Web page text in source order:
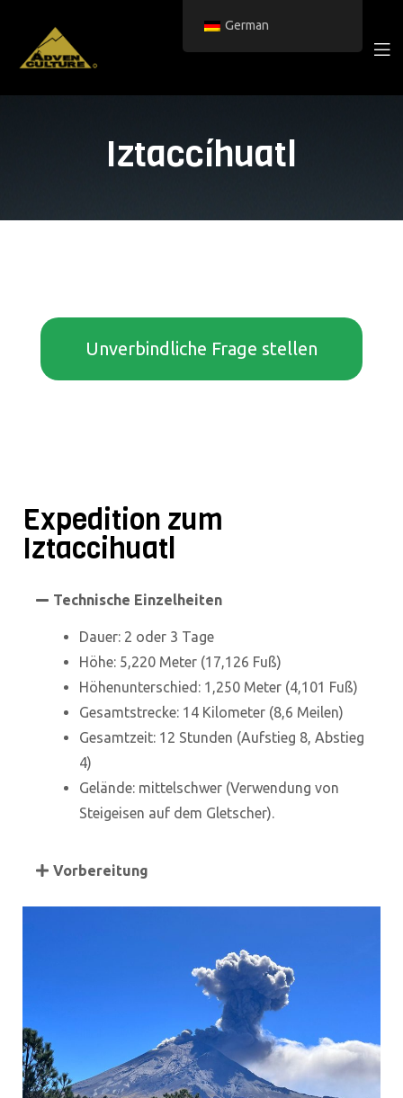
Iztaccíhuatl
Unverbindliche Frage stellen
Expedition zum
Iztaccihuatl
Technische Einzelheiten
Dauer: 2 oder 3 Tage
Höhe: 5,220 Meter (17,126 Fuß)
Höhenunterschied: 1,250 Meter (4,101 Fuß)
Gesamtstrecke: 14 Kilometer (8,6 Meilen)
Gesamtzeit: 12 Stunden (Aufstieg 8, Abstieg
4)
Gelände: mittelschwer (Verwendung von
Steigeisen auf dem Gletscher).
Vorbereitung
German